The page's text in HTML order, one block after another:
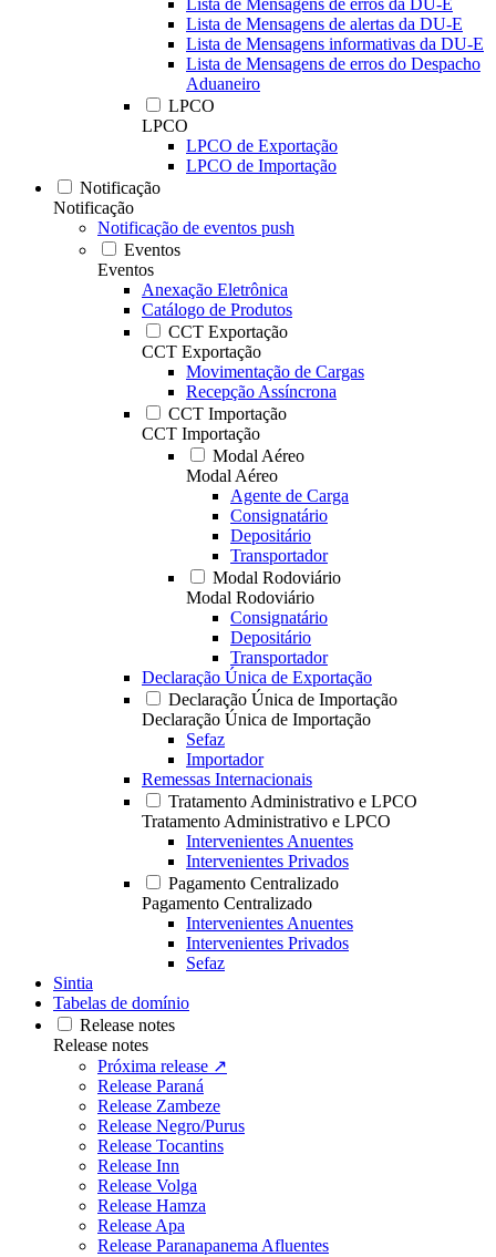
Lista de Mensagens de erros da DU-E
Lista de Mensagens de alertas da DU-E
Lista de Mensagens informativas da DU-E
Lista de Mensagens de erros do Despacho
Aduaneiro
LPCO
LPCO
LPCO de Exportação
LPCO de Importação
Notificação
Notificação
Notificação de eventos push
Eventos
Eventos
Anexação Eletrônica
Catálogo de Produtos
CCT Exportação
CCT Exportação
Movimentação de Cargas
Recepção Assíncrona
CCT Importação
CCT Importação
Modal Aéreo
Modal Aéreo
Agente de Carga
Consignatário
Depositário
Transportador
Modal Rodoviário
Modal Rodoviário
Consignatário
Depositário
Transportador
Declaração Única de Exportação
Declaração Única de Importação
Declaração Única de Importação
Sefaz
Importador
Remessas Internacionais
Tratamento Administrativo e LPCO
Tratamento Administrativo e LPCO
Intervenientes Anuentes
Intervenientes Privados
Pagamento Centralizado
Pagamento Centralizado
Intervenientes Anuentes
Intervenientes Privados
Sefaz
Sintia
Tabelas de domínio
Release notes
Release notes
Próxima release ↗
Release Paraná
Release Zambeze
Release Negro/Purus
Release Tocantins
Release Inn
Release Volga
Release Hamza
Release Apa
Release Paranapanema Afluentes